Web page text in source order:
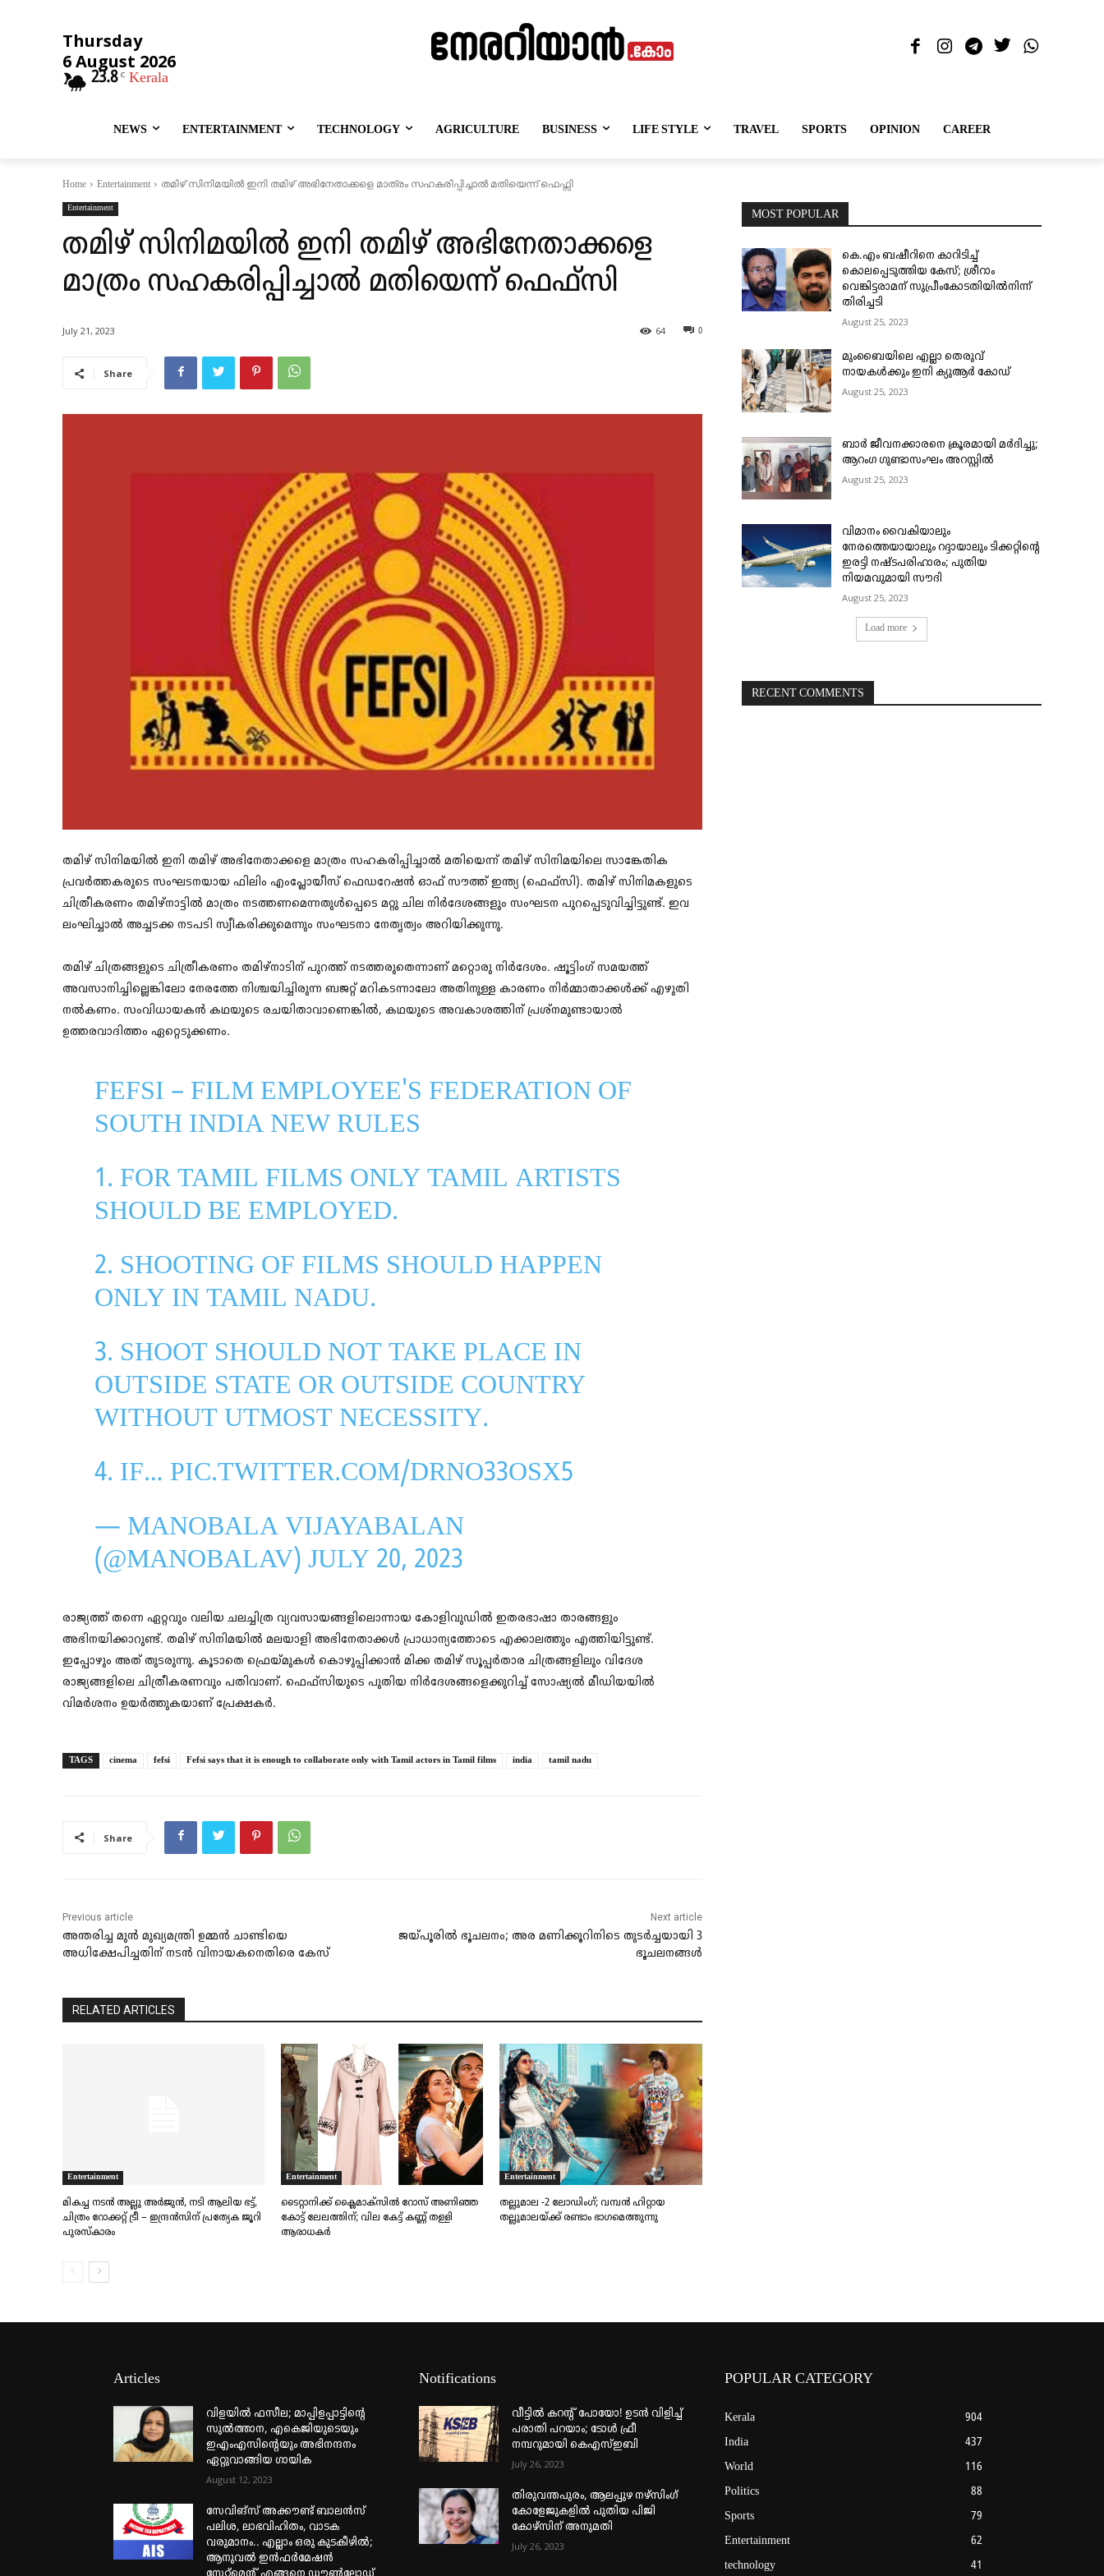
Thursday
6 August 2026
23.8 C Kerala
NEWS ENTERTAINMENT TECHNOLOGY AGRICULTURE BUSINESS LIFE STYLE TRAVEL SPORTS OPINION CAREER
Home Entertainment തമിഴ് സിനിമയില്‍ ഇനി തമിഴ് അഭിനേതാക്കളെ മാത്രം സഹകരിപ്പിച്ചാല്‍ മതിയെന്ന് ഫെഫ്സി
Entertainment
തമിഴ് സിനിമയില്‍ ഇനി തമിഴ് അഭിനേതാക്കളെ
മാത്രം സഹകരിപ്പിച്ചാല്‍ മതിയെന്ന് ഫെഫ്സി
July 21, 2023 0
64
Share
തമിഴ് സിനിമയില്‍ ഇനി തമിഴ് അഭിനേതാക്കളെ മാത്രം സഹകരിപ്പിച്ചാല്‍ മതിയെന്ന് തമിഴ് സിനിമയിലെ സാങ്കേതിക
പ്രവര്‍ത്തകരുടെ സംഘടനയായ ഫിലിം എംപ്ലോയീസ് ഫെഡറേഷന്‍ ഓഫ് സൗത്ത് ഇന്ത്യ (ഫെഫ്സി). തമിഴ് സിനിമകളുടെ
ചിത്രീകരണം തമിഴ്നാട്ടില്‍ മാത്രം നടത്തണമെന്നതുള്‍പ്പെടെ മറ്റു ചില നിര്‍ദേശങ്ങളും സംഘടന പുറപ്പെടുവിച്ചിട്ടുണ്ട്. ഇവ
ലംഘിച്ചാല്‍ അച്ചടക്ക നടപടി സ്വീകരിക്കുമെന്നും സംഘടനാ നേതൃത്വം അറിയിക്കുന്നു.
തമിഴ് ചിത്രങ്ങളുടെ ചിത്രീകരണം തമിഴ്നാടിന് പുറത്ത് നടത്തരുതെന്നാണ് മറ്റൊരു നിര്‍ദേശം. ഷൂട്ടിംഗ് സമയത്ത്
അവസാനിച്ചില്ലെങ്കിലോ നേരത്തേ നിശ്ചയിച്ചിരുന്ന ബജറ്റ് മറികടന്നാലോ അതിനുള്ള കാരണം നിര്‍മ്മാതാക്കള്‍ക്ക് എഴുതി
നല്‍കണം. സംവിധായകൻ കഥയുടെ രചയിതാവാണെങ്കിൽ, കഥയുടെ അവകാശത്തിന് പ്രശ്‌നമുണ്ടായാൽ
ഉത്തരവാദിത്തം ഏറ്റെടുക്കണം.
FEFSI – FILM EMPLOYEE'S FEDERATION OF
SOUTH INDIA NEW RULES
1. FOR TAMIL FILMS ONLY TAMIL ARTISTS
SHOULD BE EMPLOYED.
2. SHOOTING OF FILMS SHOULD HAPPEN
ONLY IN TAMIL NADU.
3. SHOOT SHOULD NOT TAKE PLACE IN
OUTSIDE STATE OR OUTSIDE COUNTRY
WITHOUT UTMOST NECESSITY.
4. IF… PIC.TWITTER.COM/DRNO33OSX5
— MANOBALA VIJAYABALAN
(@MANOBALAV) JULY 20, 2023
രാജ്യത്ത് തന്നെ ഏറ്റവും വലിയ ചലച്ചിത്ര വ്യവസായങ്ങളിലൊന്നായ കോളിവുഡില്‍ ഇതരഭാഷാ താരങ്ങളും
അഭിനയിക്കാറുണ്ട്. തമിഴ് സിനിമയില്‍ മലയാളി അഭിനേതാക്കള്‍ പ്രാധാന്യത്തോടെ എക്കാലത്തും എത്തിയിട്ടുണ്ട്.
ഇപ്പോഴും അത് തുടരുന്നു. കൂടാതെ ഫ്രെയ്മുകള്‍ കൊഴുപ്പിക്കാന്‍ മിക്ക തമിഴ് സൂപ്പര്‍താര ചിത്രങ്ങളിലും വിദേശ
രാജ്യങ്ങളിലെ ചിത്രീകരണവും പതിവാണ്. ഫെഫ്സിയുടെ പുതിയ നിര്‍ദേശങ്ങളെക്കുറിച്ച് സോഷ്യല്‍ മീഡിയയില്‍
വിമർശനം ഉയർത്തുകയാണ് പ്രേക്ഷകർ.
TAGS cinema fefsi Fefsi says that it is enough to collaborate only with Tamil actors in Tamil films india tamil nadu
Share
Previous article
അന്തരിച്ച മുൻ മുഖ്യമന്ത്രി ഉമ്മൻ ചാണ്ടിയെ
അധിക്ഷേപിച്ചതിന് നടൻ വിനായകനെതിരെ കേസ്
Next article
ജയ്പൂരില്‍ ഭൂചലനം; അര മണിക്കൂറിനിടെ തുടര്‍ച്ചയായി 3
ഭൂചലനങ്ങള്‍
RELATED ARTICLES
Entertainment
മികച്ച നടൻ അല്ലു അർജുൻ, നടി ആലിയ ഭട്ട്,
ചിത്രം റോക്കറ്റ് ട്രീ – ഇന്ദ്രൻസിന് പ്രത്യേക ജൂറി
പുരസ്കാരം
Entertainment
ടൈറ്റാനിക്ക് ക്ലൈമാക്സിൽ റോസ് അണിഞ്ഞ
കോട്ട് ലേലത്തിന്; വില കേട്ട് കണ്ണ് തള്ളി
ആരാധകർ
Entertainment
തല്ലുമാല -2 ലോഡിംഗ്; വമ്പൻ ഹിറ്റായ
തല്ലുമാലയ്ക്ക് രണ്ടാം ഭാ​ഗമെത്തുന്നു
MOST POPULAR
കെ.എം ബഷീറിനെ കാറിടിച്ച്
കൊലപ്പെടുത്തിയ കേസ്; ശ്രീറാം
വെങ്കിട്ടരാമന് സുപ്രീംകോടതിയിൽനിന്ന്
തിരിച്ചടി
August 25, 2023
മുംബൈയിലെ എല്ലാ തെരുവ്
നായകൾക്കും ഇനി ക്യുആർ കോഡ്
August 25, 2023
ബാർ ജീവനക്കാരനെ ക്രൂരമായി മർദിച്ചു;
ആറംഗ ഗുണ്ടാസംഘം അറസ്റ്റിൽ
August 25, 2023
വിമാനം വൈകിയാലും
നേരത്തെയായാലും റദ്ദായാലും ടിക്കറ്റിന്റെ
ഇരട്ടി നഷ്ടപരിഹാരം; പുതിയ
നിയമവുമായി സൗദി
August 25, 2023
Load more
RECENT COMMENTS
Articles
വിളയിൽ ഫസീല; മാപ്പിളപ്പാട്ടിന്റെ
സുൽത്താന, എകെജിയുടെയും
ഇഎംഎസിന്റെയും അഭിനന്ദനം
ഏറ്റുവാങ്ങിയ ഗായിക
August 12, 2023
സേവിങ്സ് അക്കൗണ്ട് ബാലൻസ്
പലിശ, ലാഭവിഹിതം, വാടക
വരുമാനം.. എല്ലാം ഒരു കുടകീഴിൽ;
ആനുവൽ ഇൻഫർമേഷൻ
Notifications
വീട്ടില്‍ കറന്റ് പോയോ! ഉടന്‍ വിളിച്ച്
പരാതി പറയാം; ടോള്‍ ഫ്രീ
നമ്പറുമായി കെഎസ്ഇബി
July 26, 2023
തിരുവന്തപുരം, ആലപ്പുഴ നഴ്‌സിംഗ്
കോളേജുകളില്‍ പുതിയ പിജി
കോഴ്‌സിന് അനുമതി
July 26, 2023
POPULAR CATEGORY
Kerala
904
India
437
World
116
Politics
88
Sports
79
Entertainment
62
technology
41